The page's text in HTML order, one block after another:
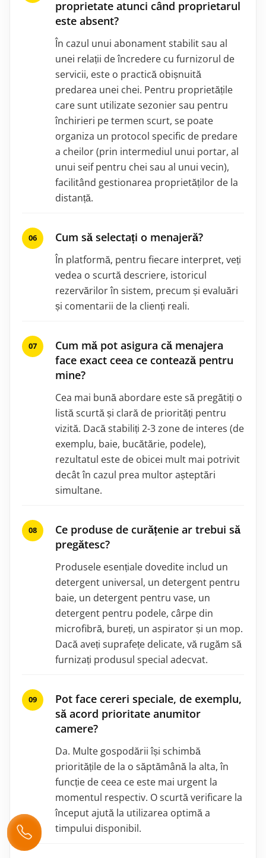
proprietate atunci când proprietarul
este absent?
În cazul unui abonament stabilit sau al
unei relații de încredere cu furnizorul de
servicii, este o practică obișnuită
predarea unei chei. Pentru proprietățile
care sunt utilizate sezonier sau pentru
închirieri pe termen scurt, se poate
organiza un protocol specific de predare
a cheilor (prin intermediul unui portar, al
unui seif pentru chei sau al unui vecin),
facilitând gestionarea proprietăților de la
distanță.
Cum să selectați o menajeră?
În platformă, pentru fiecare interpret, veți
vedea o scurtă descriere, istoricul
rezervărilor în sistem, precum și evaluări
și comentarii de la clienți reali.
Cum mă pot asigura că menajera
face exact ceea ce contează pentru
mine?
Cea mai bună abordare este să pregătiți o
listă scurtă și clară de priorități pentru
vizită. Dacă stabiliți 2-3 zone de interes (de
exemplu, baie, bucătărie, podele),
rezultatul este de obicei mult mai potrivit
decât în cazul prea multor așteptări
simultane.
Ce produse de curățenie ar trebui să
pregătesc?
Produsele esențiale dovedite includ un
detergent universal, un detergent pentru
baie, un detergent pentru vase, un
detergent pentru podele, cârpe din
microfibră, bureți, un aspirator și un mop.
Dacă aveți suprafețe delicate, vă rugăm să
furnizați produsul special adecvat.
Pot face cereri speciale, de exemplu,
să acord prioritate anumitor
camere?
Da. Multe gospodării își schimbă
prioritățile de la o săptămână la alta, în
funcție de ceea ce este mai urgent la
momentul respectiv. O scurtă verificare la
început ajută la utilizarea optimă a
timpului disponibil.